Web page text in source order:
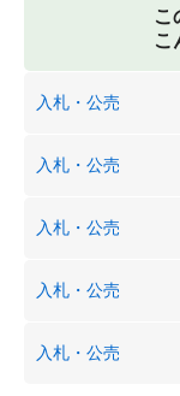
こ
こ
入札・公売
入札・公売
入札・公売
入札・公売
入札・公売